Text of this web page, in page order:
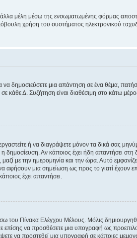
μέλη μέσω της ενσωματωμένης φόρμας
χρήση του συστήματος ηλεκτρονικού
δημοσιεύσετε μια απάντηση σε ένα θέμα,
κάθε Δ. Συζήτηση είναι διαθέσιμη στο κάτω
ή να διαγράψετε μόνον τα δικά σας
δημοσίευση. Αν κάποιος έχει ήδη απαντήσει
με την ημερομηνία και την ώρα. Αυτό
μια σημείωση ως προς το γιατί έχουν
έχει απαντήσει.
Πίνακα Ελέγχου Μέλους. Μόλις
να προσθέσετε μια υπογραφή ως
να προστεθεί μια υπογραφή σε κάποιες